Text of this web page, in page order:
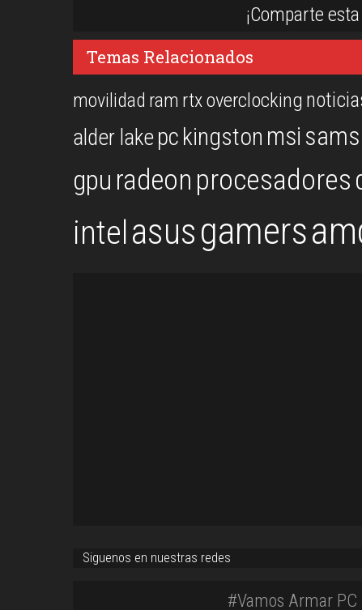
¡Comparte
Temas Relacionados
movilidad ram rtxoverclocking
alder lakepc kingston msi
gpu radeon procesadores
intelasusgamers
Siguenos en nuestras redes
#Vamos Armar PC